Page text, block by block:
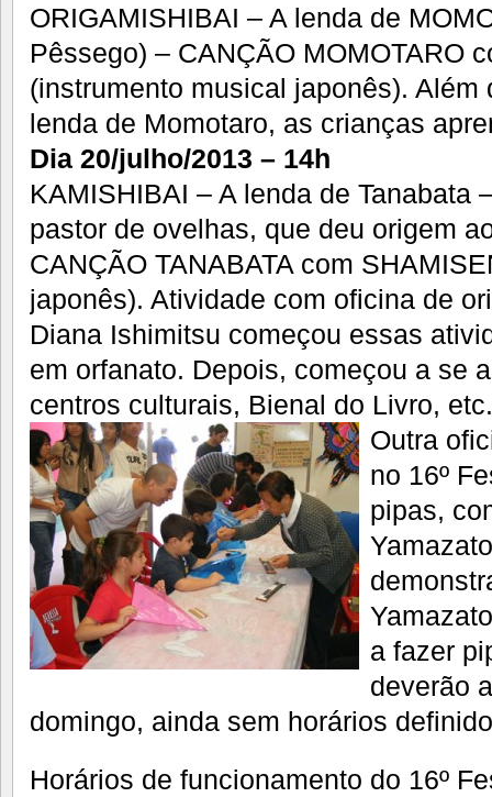
ORIGAMISHIBAI – A lenda de
Pêssego) – CANÇÃO MOMOTARO
(instrumento musical japonês). Além
lenda de Momotaro, as crianças
Dia 20/julho/2013 – 14h
KAMISHIBAI – A lenda de Tanabata
pastor de ovelhas, que deu origem
CANÇÃO TANABATA com
japonês). Atividade com oficina de
Diana Ishimitsu começou essas
em orfanato. Depois, começou a se
centros culturais, Bienal do Livro, etc.
Outra
no 16º
pipas,
a fazer
deverão
domingo, ainda sem horários
Horários de funcionamento do 16º